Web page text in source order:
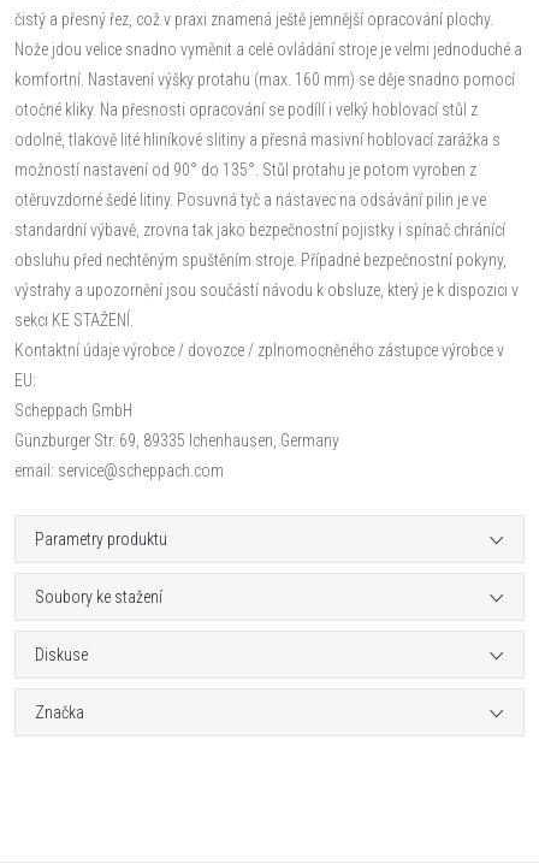
čistý a přesný řez, což v praxi znamená ještě jemnější opracování plochy.
Nože jdou velice snadno vyměnit a celé ovládání stroje je velmi jednoduché a
komfortní. Nastavení výšky protahu (max. 160 mm) se děje snadno pomocí
otočné kliky. Na přesnosti opracování se podílí i velký hoblovací stůl z
odolné, tlakově lité hliníkové slitiny a přesná masivní hoblovací zarážka s
možností nastavení od 90° do 135°. Stůl protahu je potom vyroben z
otěruvzdorné šedé litiny. Posuvná tyč a nástavec na odsávání pilin je ve
standardní výbavě, zrovna tak jako bezpečnostní pojistky i spínač chránící
obsluhu před nechtěným spuštěním stroje. Případné bezpečnostní pokyny,
výstrahy a upozornění jsou součástí návodu k obsluze, který je k dispozici v
sekci KE STAŽENÍ.
Kontaktní údaje výrobce / dovozce / zplnomocněného zástupce výrobce v
EU:
Scheppach GmbH
Günzburger Str. 69, 89335 Ichenhausen, Germany
email: service@scheppach.com
Parametry produktu
Soubory ke stažení
Diskuse
Značka